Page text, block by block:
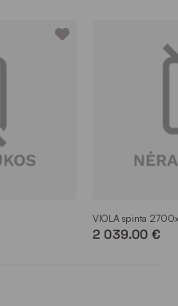
VIOLA spinta
2 039.00 €